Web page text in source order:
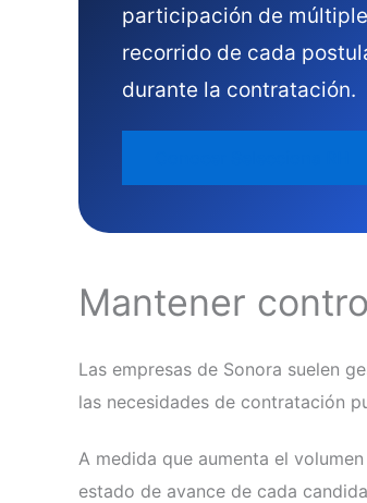
participación de
recorrido de cada
durante la contratación.
Mantener
Las empresas de Sonora suelen
las necesidades de contratación
A medida que aumenta el
estado de avance de cada